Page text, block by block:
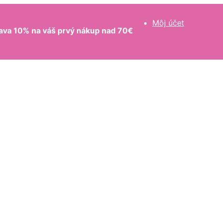
10% na váš prvý nákup nad 70€
Môj účet